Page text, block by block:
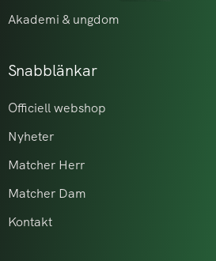
Akademi & ungdom
Snabblänkar
Officiell webshop
Nyheter
Matcher Herr
Matcher Dam
Kontakt